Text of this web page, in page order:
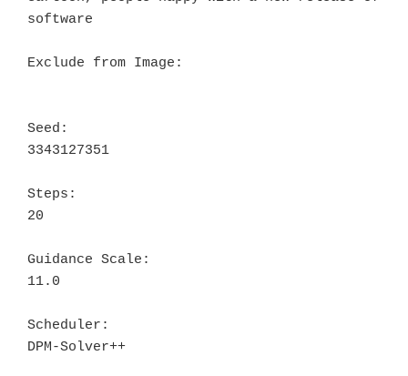
software
Exclude from Image:
Seed:
3343127351
Steps:
20
Guidance Scale:
11.0
Scheduler:
DPM-Solver++